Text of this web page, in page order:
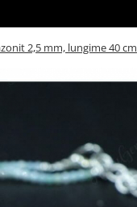
2,5 mm, lungime 40 cm